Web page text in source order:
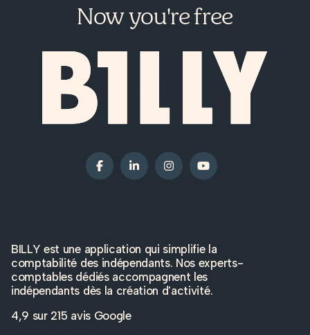
Now you're free
BILLY est une application qui simplifie la
comptabilité des indépendants. Nos experts-
comptables dédiés accompagnent les
indépendants dès la création d'activité.
4,9 sur 215 avis Google